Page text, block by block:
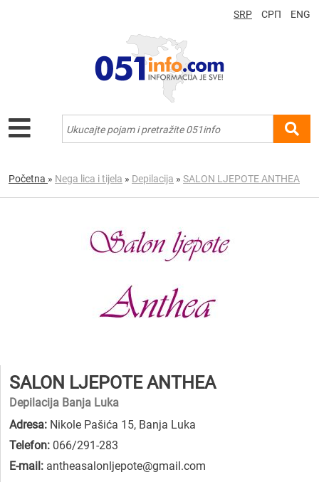
SRP СРП ENG
Početna » Nega lica i tijela » Depilacija » SALON LJEPOTE ANTHEA
SALON LJEPOTE ANTHEA
Depilacija Banja Luka
Adresa: Nikole Pašića 15, Banja Luka
Telefon: 066/291-283
E-mail: antheasalonljepote@gmail.com